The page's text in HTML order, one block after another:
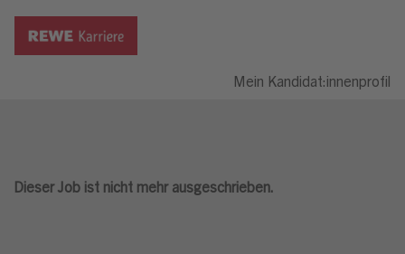
Mein Kandidat:innenprofil
Dieser Job ist nicht mehr ausgeschrieben.